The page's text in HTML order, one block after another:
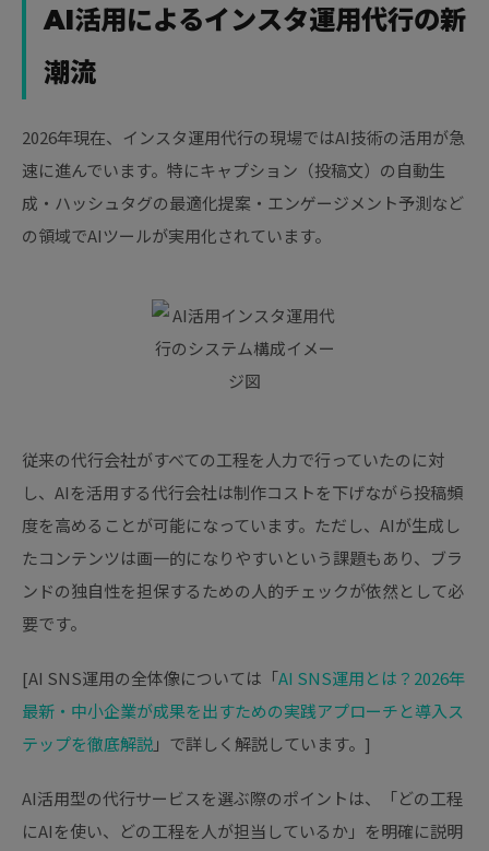
AI活用によるインスタ運用代行の新
潮流
2026年現在、インスタ運用代行の現場ではAI技術の活用が急
速に進んでいます。特にキャプション（投稿文）の自動生
成・ハッシュタグの最適化提案・エンゲージメント予測など
の領域でAIツールが実用化されています。
従来の代行会社がすべての工程を人力で行っていたのに対
し、AIを活用する代行会社は制作コストを下げながら投稿頻
度を高めることが可能になっています。ただし、AIが生成し
たコンテンツは画一的になりやすいという課題もあり、ブラ
ンドの独自性を担保するための人的チェックが依然として必
要です。
[AI SNS運用の全体像については「AI SNS運用とは？2026年
最新・中小企業が成果を出すための実践アプローチと導入ス
テップを徹底解説」で詳しく解説しています。]
AI活用型の代行サービスを選ぶ際のポイントは、「どの工程
にAIを使い、どの工程を人が担当しているか」を明確に説明